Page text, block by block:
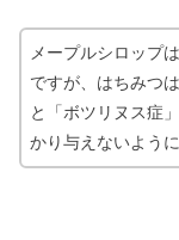
メープルシロップ
ですが、はちみつ
と「ボツリヌス症
かり与えないよう